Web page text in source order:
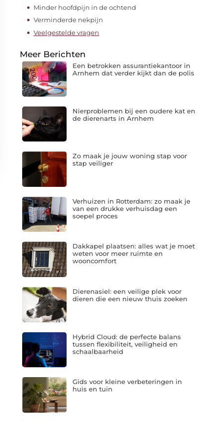
Minder hoofdpijn in de ochtend
Verminderde nekpijn
Veelgestelde vragen
Meer Berichten
Een betrokken assurantiekantoor in
Arnhem dat verder kijkt dan de polis
Nierproblemen bij een oudere kat en
de dierenarts in Arnhem
Zo maak je jouw woning stap voor
stap veiliger
Verhuizen in Rotterdam: zo maak je
van een drukke verhuisdag een
soepel proces
Dakkapel plaatsen: alles wat je moet
weten voor meer ruimte en
wooncomfort
Dierenasiel: een veilige plek voor
dieren die een nieuw thuis zoeken
Hybrid Cloud: de perfecte balans
tussen flexibiliteit, veiligheid en
schaalbaarheid
Gids voor kleine verbeteringen in
huis en tuin